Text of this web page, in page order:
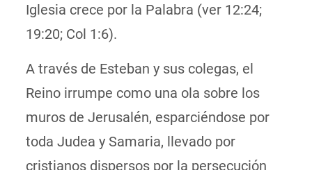
Iglesia crece por la Palabra (ver 12:24;
19:20; Col 1:6).
A través de Esteban y sus colegas, el
Reino irrumpe como una ola sobre los
muros de Jerusalén, esparciéndose por
toda Judea y Samaria, llevado por
cristianos dispersos ​​por la persecución